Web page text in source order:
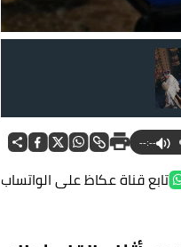
--:--
تابع قناة عكاظ على الواتساب